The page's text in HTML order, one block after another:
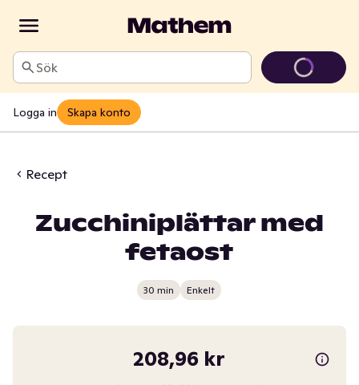
Sök
Logga in Skapa konto
Recept
Zucchiniplättar med
fetaost
30 min Enkelt
208,96 kr